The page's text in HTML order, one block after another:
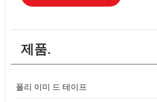
제품.
폴리 이미 드 테이프